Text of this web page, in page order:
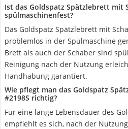
Ist das Goldspatz Spätzlebrett mit
spülmaschinenfest?
Das Goldspatz Spätzlebrett mit
problemlos in der Spülmaschine
Brett als auch der Schaber sind
Reinigung nach der Nutzung
Handhabung garantiert.
Wie pflegt man das Goldspatz
#2198S richtig?
Für eine lange Lebensdauer des
empfiehlt es sich, nach der